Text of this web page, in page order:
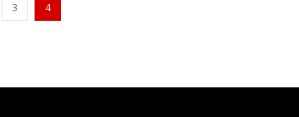
3 4